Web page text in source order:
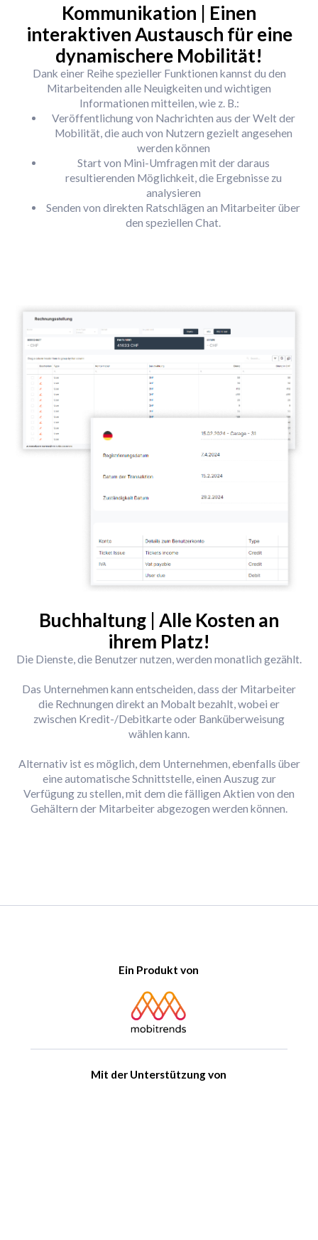
Kommunikation | Einen
interaktiven Austausch für eine
dynamischere Mobilität!
Dank einer Reihe spezieller Funktionen kannst du den
Mitarbeitenden alle Neuigkeiten und wichtigen
Informationen mitteilen, wie z. B.:
Veröffentlichung von Nachrichten aus der Welt der
Mobilität, die auch von Nutzern gezielt angesehen
werden können
Start von Mini-Umfragen mit der daraus
resultierenden Möglichkeit, die Ergebnisse zu
analysieren
Senden von direkten Ratschlägen an Mitarbeiter über
den speziellen Chat.
Buchhaltung | Alle Kosten an
ihrem Platz!
Die Dienste, die Benutzer nutzen, werden monatlich gezählt.
Das Unternehmen kann entscheiden, dass der Mitarbeiter
die Rechnungen direkt an Mobalt bezahlt, wobei er
zwischen Kredit-/Debitkarte oder Banküberweisung
wählen kann.
Alternativ ist es möglich, dem Unternehmen, ebenfalls über
eine automatische Schnittstelle, einen Auszug zur
Verfügung zu stellen, mit dem die fälligen Aktien von den
Gehältern der Mitarbeiter abgezogen werden können.
Mit der Unterstützung von
Ein Produkt von